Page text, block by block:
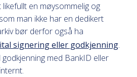
en møysommelig og
man ikke har en dedikert
bør derfor også ha
signering eller godkjenning.
med BankID eller